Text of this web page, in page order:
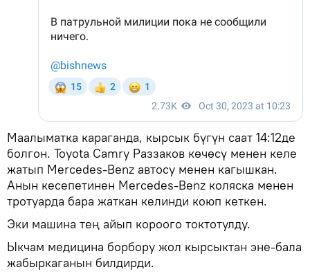
Маалыматка караганда, кырсык бүгүн саат 14:12де
болгон. Toyota Camry Раззаков көчөсү менен келе
жатып Mercedes-Benz автосу менен кагышкан.
Анын кесепетинен Mercedes-Benz коляска менен
тротуарда бара жаткан келинди коюп кеткен.
Эки машина тең айып короого токтотулду.
Ыкчам медицина борбору жол кырсыктан эне-бала
жабыркаганын билдирди.